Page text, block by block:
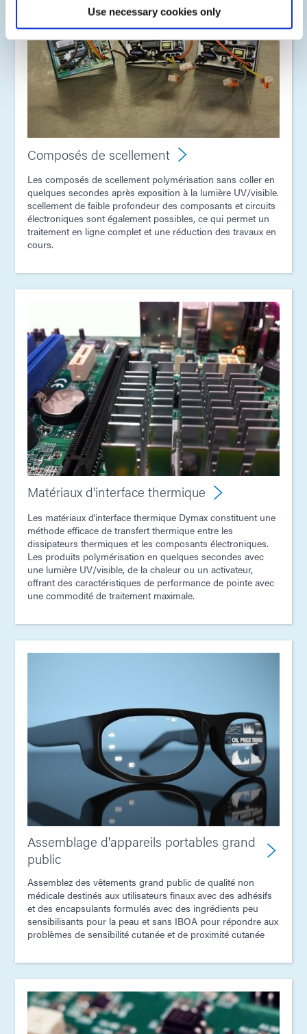
Use necessary cookies only
Composés de scellement
Les composés de scellement polymérisation sans coller en
quelques secondes après exposition à la lumière UV/visible.
scellement de faible profondeur des composants et circuits
électroniques sont également possibles, ce qui permet un
traitement en ligne complet et une réduction des travaux en
cours.
Matériaux d'interface thermique
Les matériaux d'interface thermique Dymax constituent une
méthode efficace de transfert thermique entre les
dissipateurs thermiques et les composants électroniques.
Les produits polymérisation en quelques secondes avec
une lumière UV/visible, de la chaleur ou un activateur,
offrant des caractéristiques de performance de pointe avec
une commodité de traitement maximale.
Assemblage d'appareils portables grand
public
Assemblez des vêtements grand public de qualité non
médicale destinés aux utilisateurs finaux avec des adhésifs
et des encapsulants formulés avec des ingrédients peu
sensibilisants pour la peau et sans IBOA pour répondre aux
problèmes de sensibilité cutanée et de proximité cutanée